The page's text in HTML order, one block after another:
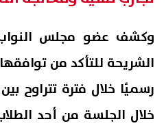
وكشف عضو مجلس
الشريحة للتأكد من
رسميًا خلال فترة
خلال الجلسة من أحد